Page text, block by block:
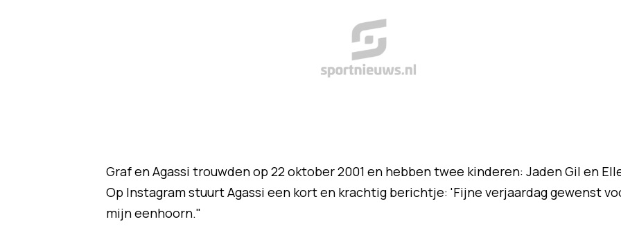
Graf en Agassi trouwden op 22 oktober 2001 en hebben twee kinderen: Jaden Gil en
Op Instagram stuurt Agassi een kort en krachtig berichtje: 'Fijne verjaardag gewenst
mijn eenhoorn."